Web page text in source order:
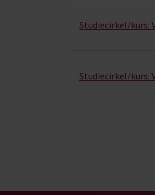
Studiecirkel/kurs:
Studiecirkel/kurs: